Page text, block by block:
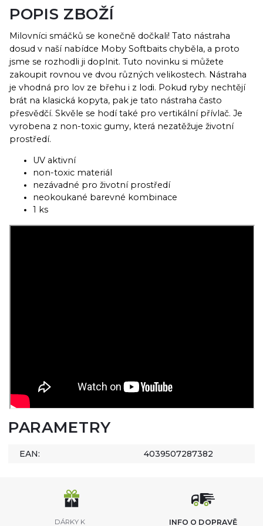
POPIS ZBOŽÍ
Milovníci smáčků se konečně dočkali! Tato nástraha
dosud v naší nabídce Moby Softbaits chyběla, a proto
jsme se rozhodli ji doplnit. Tuto novinku si můžete
zakoupit rovnou ve dvou různých velikostech. Nástraha
je vhodná pro lov ze břehu i z lodi. Pokud ryby nechtějí
brát na klasická kopyta, pak je tato nástraha často
přesvědčí. Skvěle se hodí také pro vertikální přívlač. Je
vyrobena z non-toxic gumy, která nezatěžuje životní
prostředí.
UV aktivní
non-toxic materiál
nezávadné pro životní prostředí
neokoukané barevné kombinace
1 ks
PARAMETRY
EAN: 4039507287382
DÁRKY K INFO O DOPRAVĚ